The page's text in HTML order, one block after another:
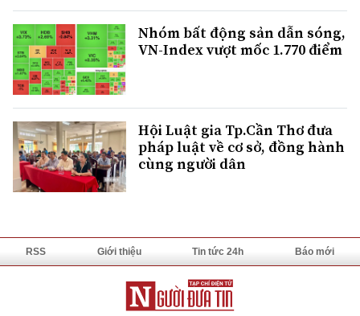
Nhóm bất động sản dẫn sóng,
VN-Index vượt mốc 1.770 điểm
Hội Luật gia Tp.Cần Thơ đưa
pháp luật về cơ sở, đồng hành
cùng người dân
RSS Giới thiệu Tin tức 24h Báo mới